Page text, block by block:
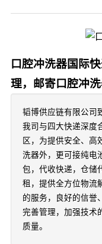
口腔冲洗器国际
理，邮寄口腔冲
韬博供应链有限公司
我司与四大快递深度
区，为提供安全、高
洗器外，更可接纯电
包，代收快递，仓储
租，提供全方位物流
的服务，良好的信誉
完善管理，加强技术
质量。